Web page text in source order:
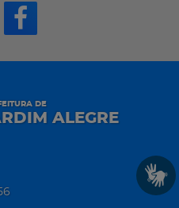
DE
ALEGRE